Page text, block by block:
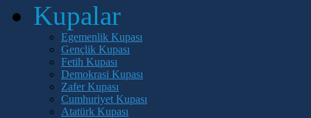
Kupalar
Egemenlik Kupası
Gençlik Kupası
Fetih Kupası
Demokrasi Kupası
Zafer Kupası
Cumhuriyet Kupası
Atatürk Kupası